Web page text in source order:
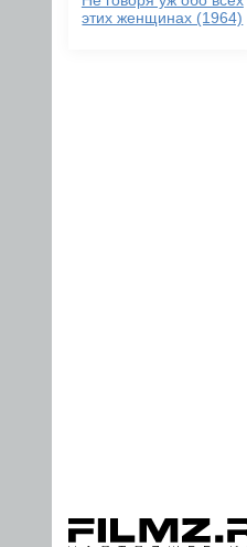
этих женщинах (1964)